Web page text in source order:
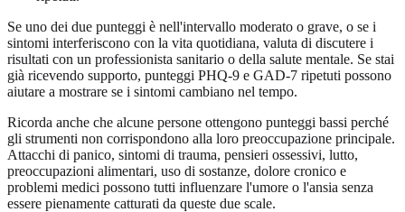
Se uno dei due punteggi è nell'intervallo moderato o grave, o se i
sintomi interferiscono con la vita quotidiana, valuta di discutere i
risultati con un professionista sanitario o della salute mentale. Se stai
già ricevendo supporto, punteggi PHQ-9 e GAD-7 ripetuti possono
aiutare a mostrare se i sintomi cambiano nel tempo.
Ricorda anche che alcune persone ottengono punteggi bassi perché
gli strumenti non corrispondono alla loro preoccupazione principale.
Attacchi di panico, sintomi di trauma, pensieri ossessivi, lutto,
preoccupazioni alimentari, uso di sostanze, dolore cronico e
problemi medici possono tutti influenzare l'umore o l'ansia senza
essere pienamente catturati da queste due scale.